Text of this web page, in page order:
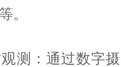
。
：通过数字摄